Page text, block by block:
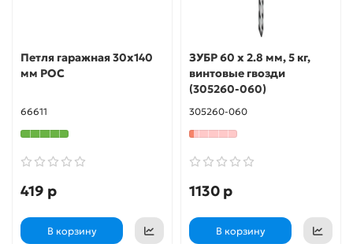
Петля гаражная 30х140
мм РОС
66611
419 р
В корзину
ЗУБР 60 x 2.8 мм, 5 кг,
винтовые гвозди
(305260-060)
305260-060
1130 р
В корзину